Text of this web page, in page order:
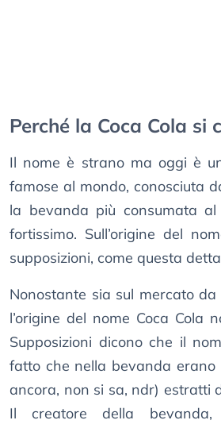
Perché la Coca Cola si
Il nome è strano ma oggi è
famose al mondo, conosciuta
la bevanda più consumata
fortissimo. Sull’origine del
supposizioni, come questa
Nonostante sia sul mercato
l’origine del nome Coca Cola
Supposizioni dicono che il
fatto che nella bevanda erano
ancora, non si sa, ndr) estratti
Il creatore della